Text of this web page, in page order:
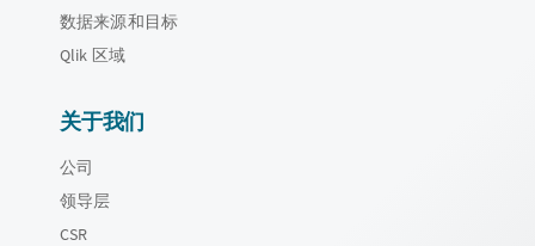
数据来源和目标
Qlik 区域
关于我们
公司
领导层
CSR